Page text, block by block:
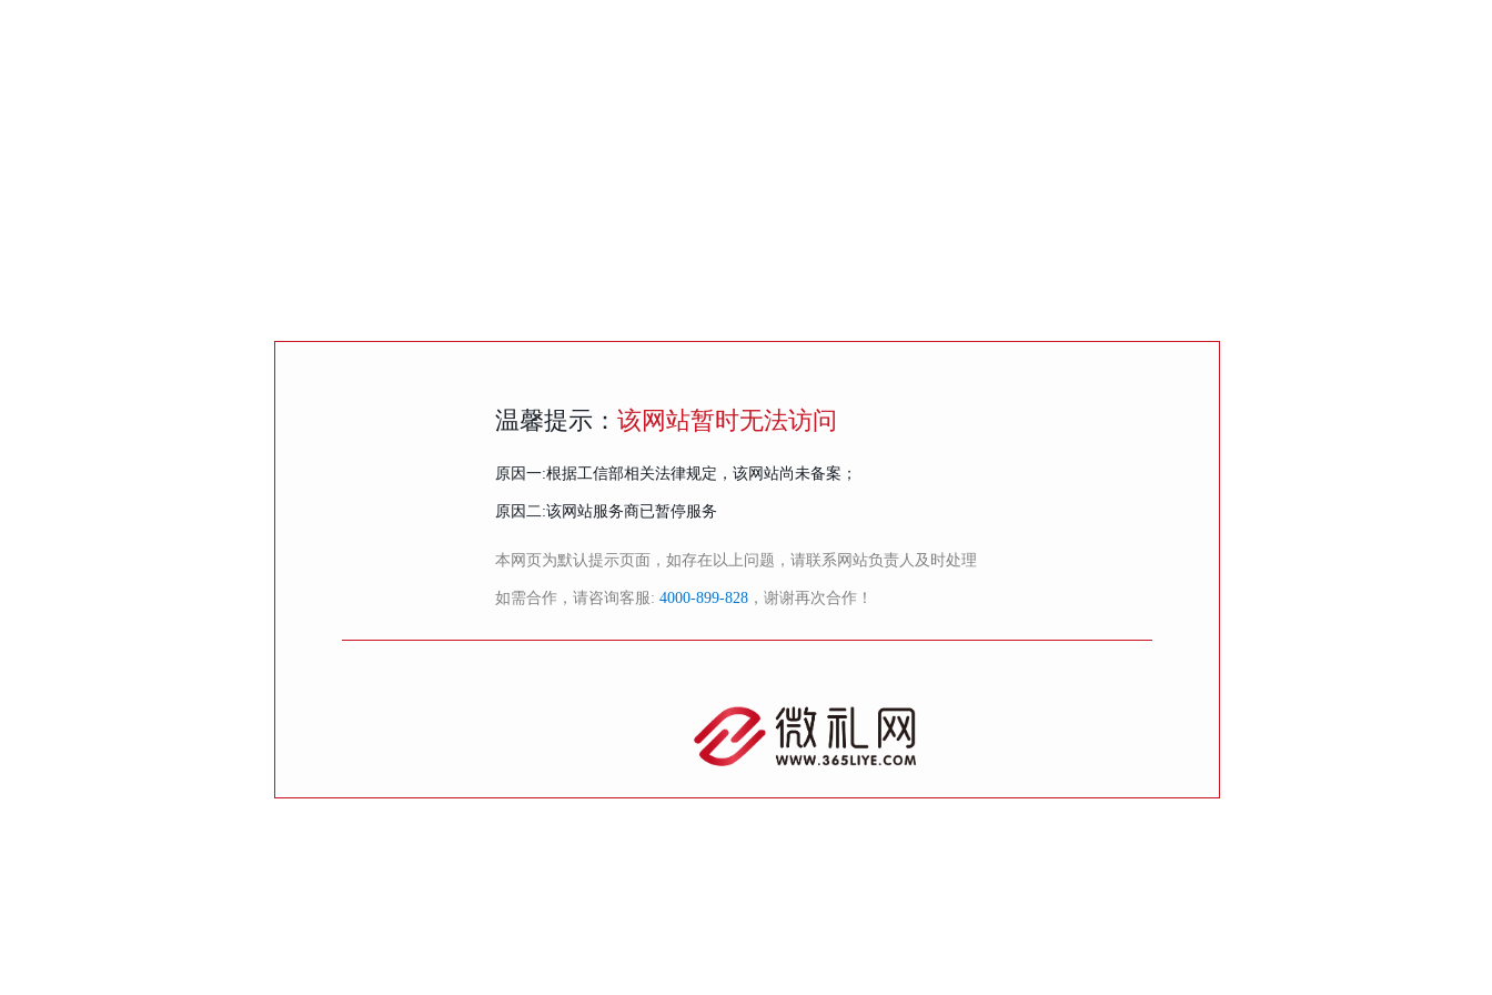
温馨提示： 该网站暂时无法访问
原因一:根据工信部相关法律规定，该网站尚未备案；
原因二:该网站服务商已暂停服务
本网页为默认提示页面，如存在以上问题，请联系网站负责人及时处理
如需合作，请咨询客服: 4000-899-828 ，谢谢再次合作！